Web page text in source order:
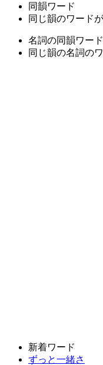
同韻ワード
同じ韻のワード
名詞の同韻ワード
同じ韻の名詞の
新着ワード
ずっと一緒さ